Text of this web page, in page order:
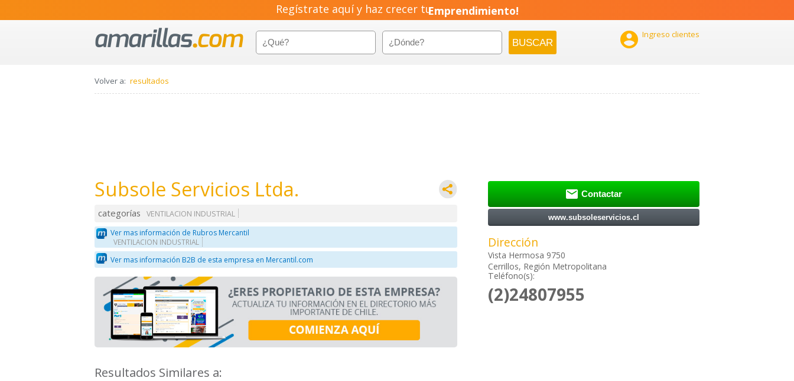
Regístrate aquí y haz crecer tuEmprendimiento!
 Ingreso clientes
Volver a: resultados
Subsole Servicios Ltda.
categorías
VENTILACION INDUSTRIAL
Ver mas información de Rubros Mercantil
VENTILACION INDUSTRIAL
Ver mas información B2B de esta empresa en Mercantil.com
Resultados Similares a:
 Contactar
www.subsoleservicios.cl
Dirección
Vista Hermosa 9750
Cerrillos, Región Metropolitana
Teléfono(s):
(2)24807955